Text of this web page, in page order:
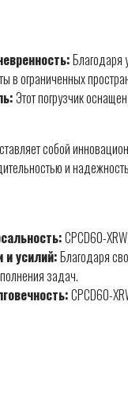
Благодаря
в ограниченных
Этот погрузчик
собой
и
CPCD60-
и усилий:Благодаря
задач.
CPCD60-